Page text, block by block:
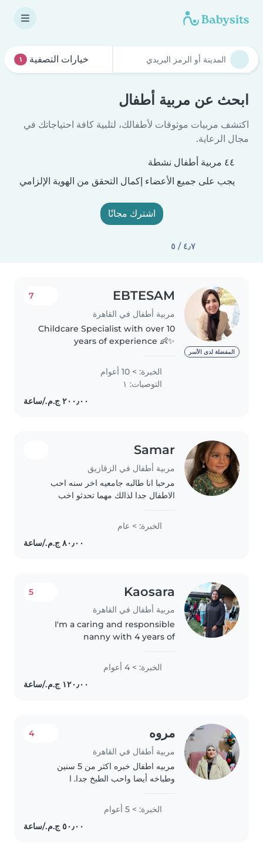
خيارات التصفية ١
ابحث عن مربية أطفال
اكتشف مربيات موثوقات لأطفالك، لتلبية كافة احتياجاتك في
مجال الرعاية.
٤٤ مربية أطفال نشطة
يجب على جميع الأعضاء إكمال التحقق من الهوية الإلزامي
اشترك مجانًا
٤٫٧ / ٥
المفضلة لدى الأسر
EBTESAM
مربية أطفال في القاهرة
7
Childcare Specialist with over 10
years of experience 👶✨
children's development through
creative activities and play 🎨
Skilled in creating a safe, caring,..
الخبرة: > 10 أعوام
التوصيات: ١
Samar
مربية أطفال في الزقازيق
مرحبا انا طالبه جامعيه اخر سنه احب
الاطفال جدا لذالك مهما تحدثو اخب
الخبرة: > عام
Kaosara
مربية أطفال في القاهرة
5
I'm a caring and responsible
nanny with 4 years of
preschoolers, gradeschoolers,
and teenagers. I hold a diploma
and am certified in first aid. I
الخبرة: > 4 أعوام
مروه
مربية أطفال في القاهرة
4
مربيه اطفال خبره اكثر من 5 سنين
وطباخه أيضا واحب الطبخ جدا. ا
الخبرة: > 5 أعوام